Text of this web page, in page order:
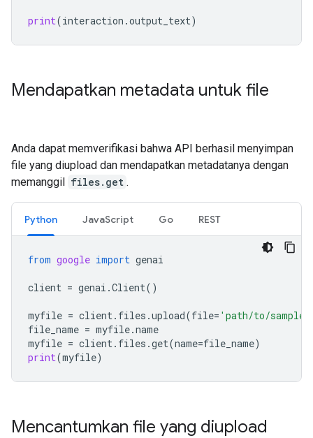
print(interaction .output_text)
Mendapatkan metadata untuk file
Anda dapat memverifikasi bahwa API berhasil menyimpan
file yang diupload dan mendapatkan metadatanya dengan
memanggil files.get .
Python JavaScript Go REST
from google import genai
client = genai .Client()
myfile = client. files .upload(file= 'path/to/
file_name = myfile.name
myfile = client. files .get(name=file_name)
print(myfile)
Mencantumkan file yang diupload